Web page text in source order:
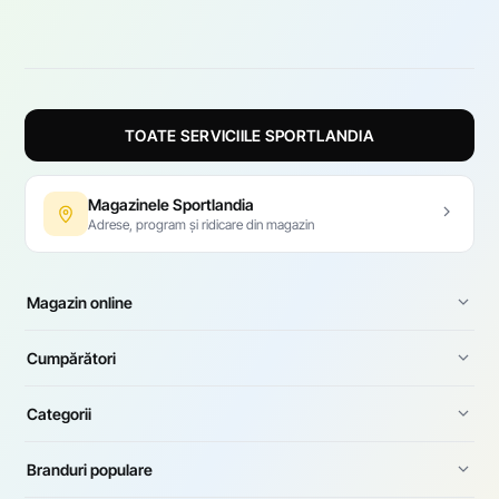
TOATE SERVICIILE SPORTLANDIA
Magazinele Sportlandia
Adrese, program și ridicare din magazin
Magazin online
Cumpărători
Categorii
Branduri populare